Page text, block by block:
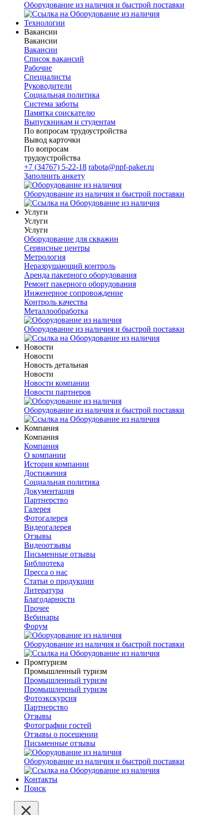
Оборудование из наличия и быстрой поставки
Технологии
Вакансии
Вакансии
Вакансии
Список вакансий
Рабочие
Специалисты
Руководители
Cоциальная политика
Система заботы
Памятка соискателю
Выпускникам и студентам
По вопросам трудоустройства
Вывод карточки
По вопросам
трудоустройства
+7 (34767) 5-22-18 rabota@npf-paker.ru
Заполнить анкету
Оборудование из наличия и быстрой поставки
Услуги
Услуги
Услуги
Оборудование для скважин
Сервисные центры
Метрология
Неразрушающий контроль
Аренда пакерного оборудования
Ремонт пакерного оборудования
Инженерное сопровождение
Контроль качества
Металлообработка
Оборудование из наличия и быстрой поставки
Новости
Новости
Новость детальная
Новости
Новости компании
Новости партнеров
Оборудование из наличия и быстрой поставки
Компания
Компания
Компания
О компании
История компании
Достижения
Социальная политика
Документация
Партнерство
Галерея
Фотогалерея
Видеогалерея
Отзывы
Видеоотзывы
Письменные отзывы
Библиотека
Пресса о нас
Статьи о продукции
Литература
Благодарности
Прочее
Вебинары
Форум
Оборудование из наличия и быстрой поставки
Промтуризм
Промышленный туризм
Промышленный туризм
Промышленный туризм
Фотоэкскурсия
Партнерство
Отзывы
Фотографии гостей
Отзывы о посещении
Письменные отзывы
Оборудование из наличия и быстрой поставки
Контакты
Поиск